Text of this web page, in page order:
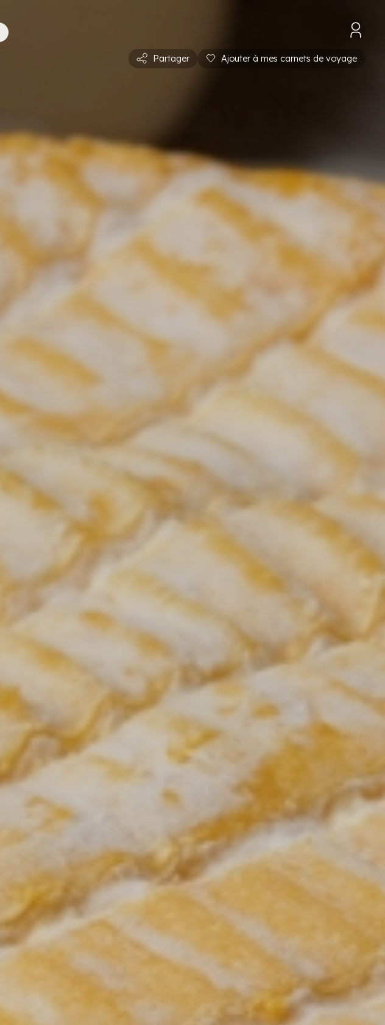
Partager Ajouter à mes carnets de voyage